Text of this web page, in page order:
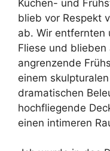
Küchen- und
blieb vor Respekt
ab. Wir entfernten
Fliese und
angrenzende
einem
dramatischen
hochfliegende
einen intimeren